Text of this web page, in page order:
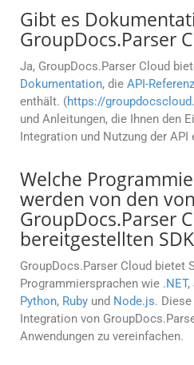
Gibt es
GroupDocs.Parser
Ja, GroupDocs.Parser Cloud
Dokumentation, die API-Referenz
enthält. (https://
und Anleitungen, die Ihnen den
Integration und Nutzung der API
Welche
werden von den von
GroupDocs.Parser
bereitgestellten
GroupDocs.Parser Cloud bietet
Programmiersprachen wie .NET,
Python, Ruby und Node.js.
Integration von
Anwendungen zu vereinfachen.